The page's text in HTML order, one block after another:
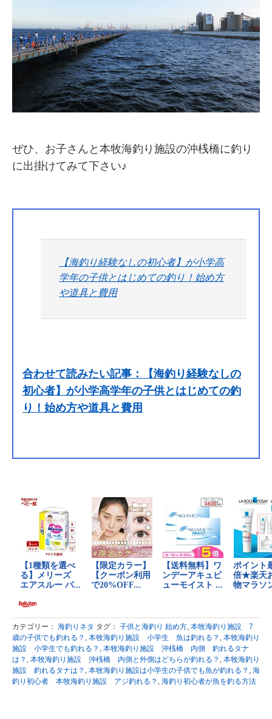
ぜひ、お子さんと本牧海釣り施設の沖桟橋に釣り
に出掛けてみて下さい♪
【海釣り経験なしの初心者】が小学高
学年の子供とはじめての釣り！始め方
や道具と費用
合わせて読みたい記事：【海釣り経験なしの
初心者】が小学高学年の子供とはじめての釣
り！始め方や道具と費用
カテゴリー： 海釣りネタ タグ： 子供と海釣り 始め方 本牧海釣り施設 7
歳の子供でも釣れる？
本牧海釣り施設 小学生 魚は釣れる？
本牧海釣り
施設 小学生でも釣れる？
本牧海釣り施設 沖桟橋 内側 釣れるタナ
は？
本牧海釣り施設 沖桟橋 内側と外側はどちらが釣れる？
本牧海釣り
施設 釣れるタナは？
本牧海釣り施設は小学生の子供でも魚が釣れる？
海
釣り初心者 本牧海釣り施設 アジ釣れる？
海釣り初心者が魚を釣る方法